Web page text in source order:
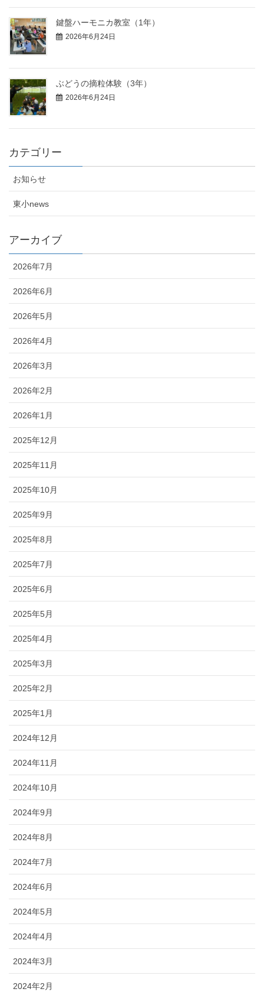
鍵盤ハーモニカ教室（1年）
2026年6月24日
ぶどうの摘粒体験（3年）
2026年6月24日
カテゴリー
お知らせ
東小news
アーカイブ
2026年7月
2026年6月
2026年5月
2026年4月
2026年3月
2026年2月
2026年1月
2025年12月
2025年11月
2025年10月
2025年9月
2025年8月
2025年7月
2025年6月
2025年5月
2025年4月
2025年3月
2025年2月
2025年1月
2024年12月
2024年11月
2024年10月
2024年9月
2024年8月
2024年7月
2024年6月
2024年5月
2024年4月
2024年3月
2024年2月